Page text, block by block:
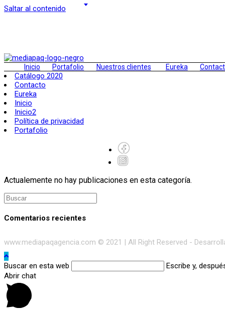
Saltar al contenido
Inicio Portafolio Nuestros clientes Eureka
Catálogo 2020
Contacto
Eureka
Inicio
Inicio2
Política de privacidad
Portafolio
Actualemente no hay publicaciones en esta categoría.
Comentarios recientes
www.mediapaqagencia.com © 2021 | All Right Reserved -
Buscar en esta web
Escribe y,
Abrir chat